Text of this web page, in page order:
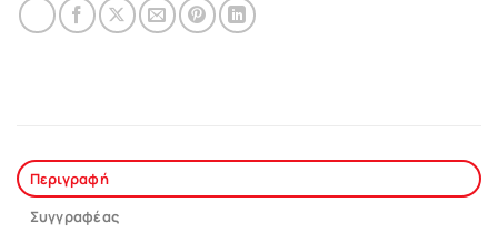
Περιγραφή
Συγγραφέας